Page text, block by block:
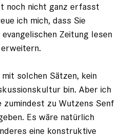
noch nicht ganz erfasst
ich mich, dass Sie
Zeitung lesen
solchen Sätzen, kein
bin. Aber ich
zumindest zu Wutzens Senf
Es wäre natürlich
eine konstruktive